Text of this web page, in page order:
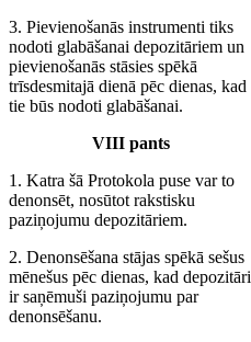
3. Pievienošanās instrumenti tiks
nodoti glabāšanai depozitāriem un
pievienošanās stāsies spēkā
trīsdesmitajā dienā pēc dienas, kad
tie būs nodoti glabāšanai.
VIII pants
1. Katra šā Protokola puse var to
denonsēt, nosūtot rakstisku
paziņojumu depozitāriem.
2. Denonsēšana stājas spēkā sešus
mēnešus pēc dienas, kad depozitāri
ir saņēmuši paziņojumu par
denonsēšanu.